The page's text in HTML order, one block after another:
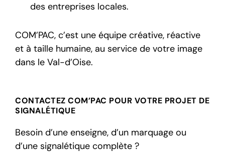
des entreprises locales.
COM’PAC, c’est une équipe créative, réactive
et à taille humaine, au service de votre image
dans le Val-d’Oise.
CONTACTEZ COM’PAC POUR VOTRE PROJET DE
SIGNALÉTIQUE
Besoin d’une enseigne, d’un marquage ou
d’une signalétique complète ?